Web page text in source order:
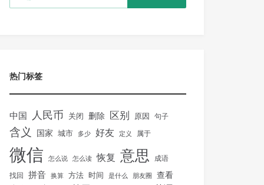
热门标签
中国 人民币 关闭 删除 区别 原因 句子
含义 国家 城市 多少 好友 定义 属于
微信 怎么说 怎么读 恢复 意思 成语
找回 拼音 换算 方法 时间 是什么 朋友圈 查看